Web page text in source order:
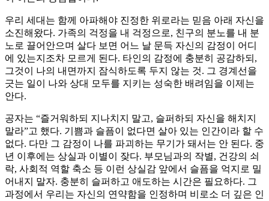
우리 세대는 함께 아파해야 진정한 위로라는 믿음 아래 자신을
소진해왔다. 가족의 걱정을 내 걱정으로, 친구의 분노를 내 분
노로 끌어안으며 살다 보면 어느 날 문득 자신의 감정이 어디
에 있는지조차 모르게 된다. 타인의 감정에 충분히 공감하되,
그것이 나의 내면까지 잠식하도록 두지 않는 것. 그 경계선을
긋는 일이 나와 상대 모두를 지키는 성숙한 배려임을 이제는
안다.
공자는 “즐거워하되 지나치지 말고, 슬퍼하되 자신을 해치지
말라”고 했다. 기쁨과 슬픔이 없다면 살아 있는 인간이라 할 수
없다. 다만 그 감정이 나를 파괴하는 무기가 돼서는 안 된다. 중
년 이후에는 상실과 이별이 잦다. 부모님과의 작별, 건강의 쇠
락, 사회적 역할 축소 등 이런 상실감 앞에서 슬픔을 억지로 밀
어내지 말자. 충분히 슬퍼하고 애도하는 시간은 필요하다. 그
과정에서 우리는 자신의 연약함을 인정하며 비로소 더 깊은 인